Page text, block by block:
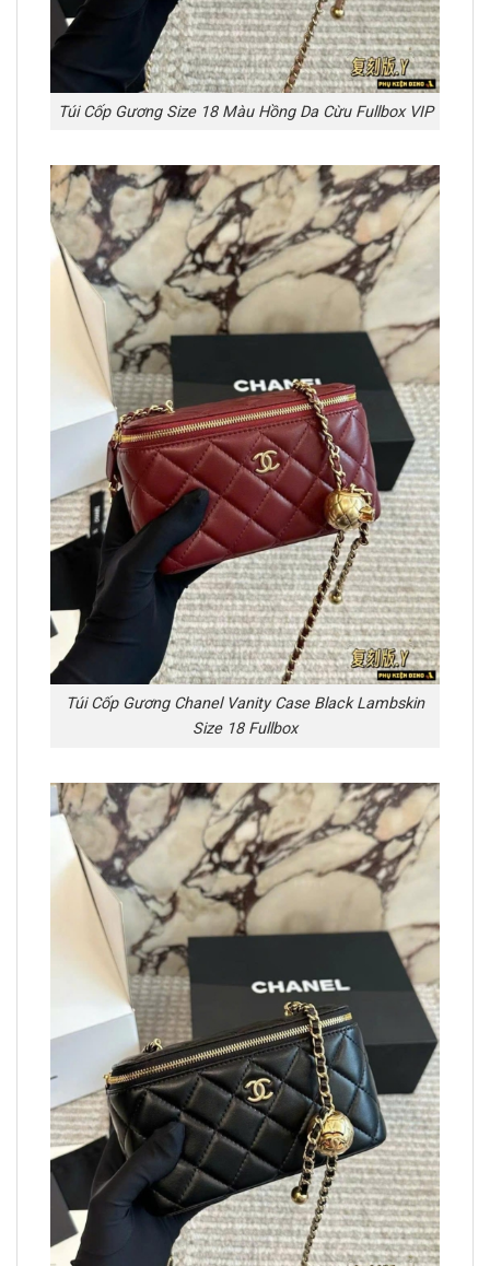
Túi Cốp Gương Size 18 Màu Hồng Da Cừu Fullbox VIP
Túi Cốp Gương Chanel Vanity Case Black Lambskin
Size 18 Fullbox